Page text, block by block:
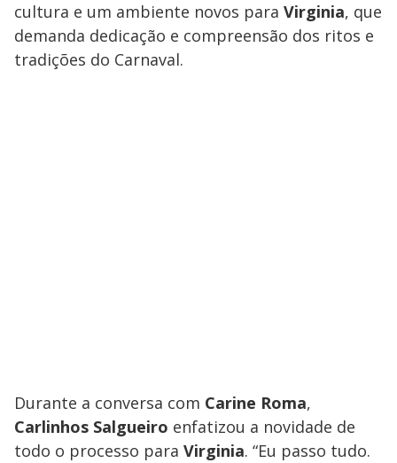
cultura e um ambiente novos para Virginia, que
demanda dedicação e compreensão dos ritos e
tradições do Carnaval.
Durante a conversa com Carine Roma,
Carlinhos Salgueiro enfatizou a novidade de
todo o processo para Virginia. “Eu passo tudo.